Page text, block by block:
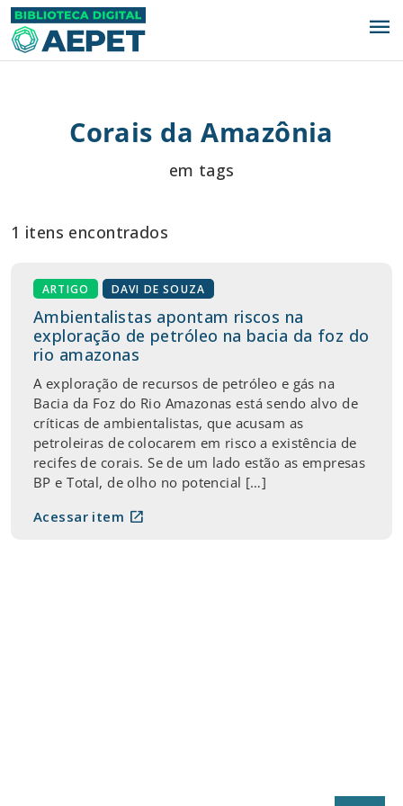
menu
Corais da Amazônia
em tags
1 itens encontrados
ARTIGO DAVI DE SOUZA
Ambientalistas apontam riscos na
exploração de petróleo na bacia da foz do
rio amazonas
A exploração de recursos de petróleo e gás na
Bacia da Foz do Rio Amazonas está sendo alvo de
críticas de ambientalistas, que acusam as
petroleiras de colocarem em risco a existência de
recifes de corais. Se de um lado estão as empresas
BP e Total, de olho no potencial […]
Acessar item open_in_new